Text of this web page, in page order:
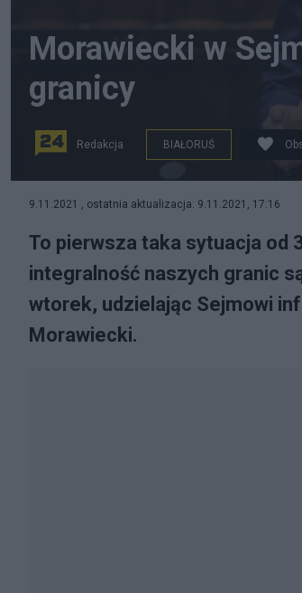
Morawiecki w
granicy
Redakcja BIAŁORUŚ
9.11.2021 , ostatnia aktualizacja: 9.11.2021, 17:16
To pierwsza taka sytuacja od
integralność naszych granic
wtorek, udzielając Sejmowi
Morawiecki.